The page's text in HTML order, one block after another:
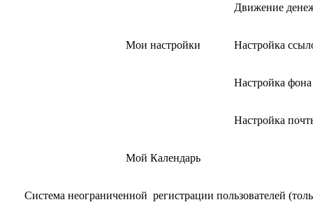
Мои настройки
Движение
Настройка
Настройка фона
Настройка
Мой Календарь
Система неограниченной регистрации пользователей